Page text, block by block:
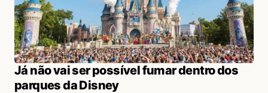
Já não vai ser possível fumar dentro dos
parques da Disney